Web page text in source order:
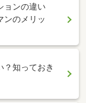
ョンの違い
ンのメリッ
？知っておき